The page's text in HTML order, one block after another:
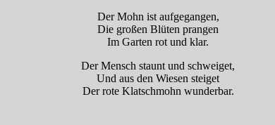
Der Mohn ist aufgegangen,
Die großen Blüten prangen
Im Garten rot und klar.
Der Mensch staunt und schweiget,
Und aus den Wiesen steiget
Der rote Klatschmohn wunderbar.